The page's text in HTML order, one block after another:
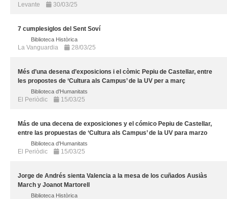
Levante 30/03/25
7 cumplesiglos del Sent Soví
Biblioteca Històrica
La Vanguardia 28/03/25
Més d’una desena d’exposicions i el còmic Pepiu de Castellar, entre
les propostes de ‘Cultura als Campus’ de la UV per a març
Biblioteca d'Humanitats
El Periòdic 15/03/25
Más de una decena de exposiciones y el cómico Pepiu de Castellar,
entre las propuestas de ‘Cultura als Campus’ de la UV para marzo
Biblioteca d'Humanitats
El Periòdic 15/03/25
Jorge de Andrés sienta Valencia a la mesa de los cuñados Ausiàs
March y Joanot Martorell
Biblioteca Històrica